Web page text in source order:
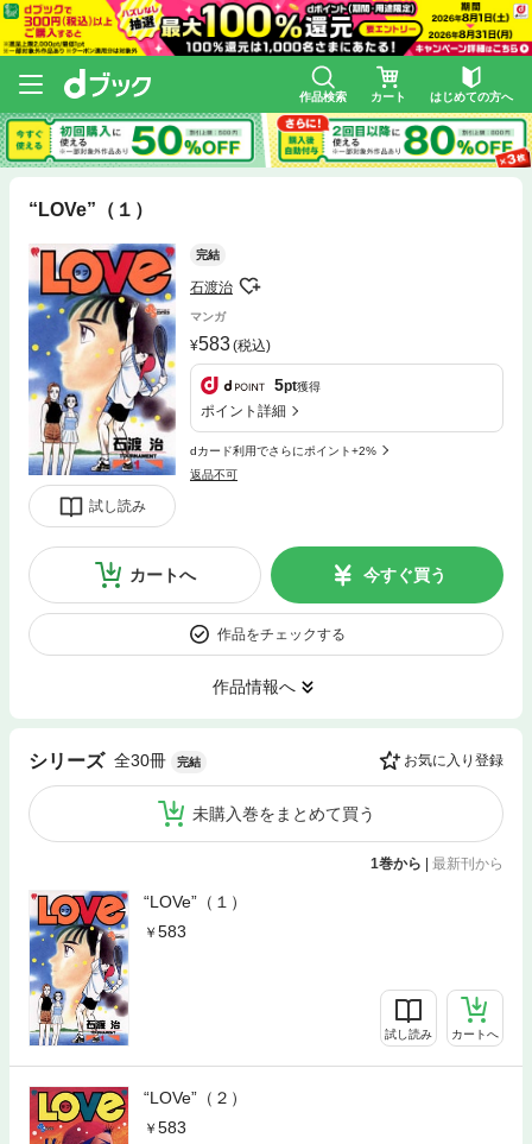
作品検索 カート はじめての方へ
“LOVe”（１）
試し読み
完結
石渡治
マンガ
583(税込)
5pt獲得
ポイント詳細
dカード利用でさらにポイント+2%
返品不可
カートへ 今すぐ買う
作品をチェックする
作品情報へ
シリーズ 全30冊 完結 お気に入り登録
未購入巻をまとめて買う
1巻から 最新刊から
“LOVe”（１）
583
試し読み カートへ
“LOVe”（２）
583